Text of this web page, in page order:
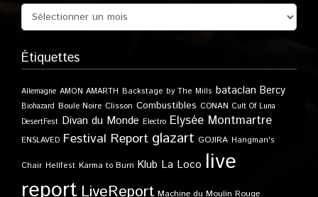
Étiquettes
Allemagne AMON AMARTH Backstage by The Mills bataclan Bercy
Biohazard Boule Noire Clisson Combustibles CONAN Cult Of Luna
DesertFest Divan du Monde Electro Elysée Montmartre
ENSLAVED Festival Report glazart GOJIRA Hangman's
Chair Hellfest Karma to Burn Klub La Loco live
report LiveReport Machine du Moulin Rouge